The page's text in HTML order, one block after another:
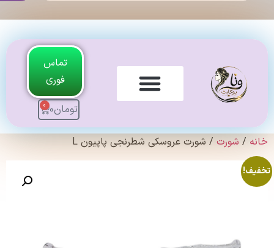
تماس
فوری
0
شورت/ شورت عروسکی شطرنجی پاپیون L